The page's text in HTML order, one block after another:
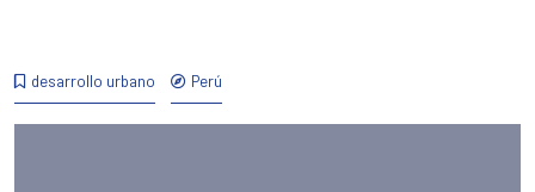
desarrollo urbano Perú